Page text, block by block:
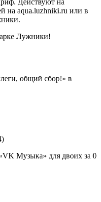
Действуют на
на aqua.luzhniki.ru или в
Лужники!
общий сбор!» в
Музыка» для двоих за 0